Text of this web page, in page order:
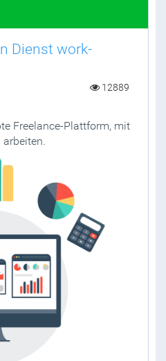
Dienst work-
12889
Freelance-Plattform, mit
arbeiten.